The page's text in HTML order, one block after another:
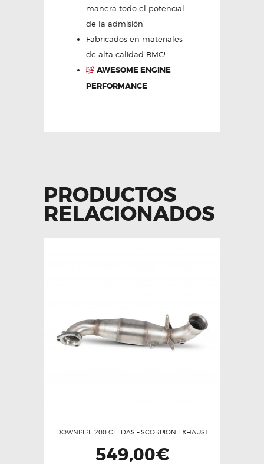
manera todo el potencial
de la admisión!
Fabricados en materiales
de alta calidad BMC!
AWESOME ENGINE
PERFORMANCE
PRODUCTOS
RELACIONADOS
DOWNPIPE 200 CELDAS – SCORPION EXHAUST
549,00€